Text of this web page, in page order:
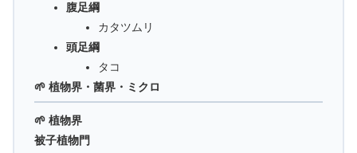
腹足綱
カタツムリ
頭足綱
タコ
🌱 植物界・菌界・ミクロ
🌱 植物界
被子植物門